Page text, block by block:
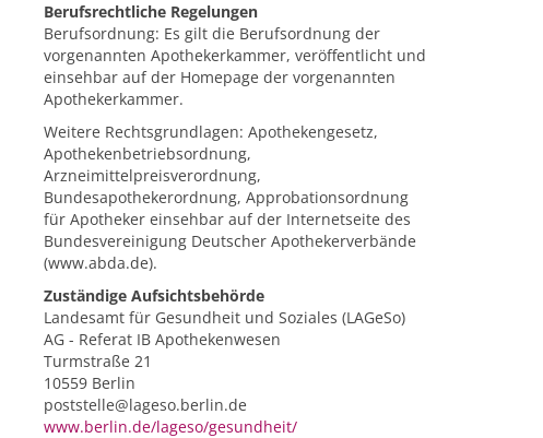
Berufsrechtliche Regelungen
Berufsordnung: Es gilt die Berufsordnung der
vorgenannten Apothekerkammer, veröffentlicht und
einsehbar auf der Homepage der vorgenannten
Apothekerkammer.
Weitere Rechtsgrundlagen: Apothekengesetz,
Apothekenbetriebsordnung,
Arzneimittelpreisverordnung,
Bundesapothekerordnung, Approbationsordnung
für Apotheker einsehbar auf der Internetseite des
Bundesvereinigung Deutscher Apothekerverbände
(www.abda.de).
Zuständige Aufsichtsbehörde
Landesamt für Gesundheit und Soziales (LAGeSo)
AG - Referat IB Apothekenwesen
Turmstraße 21
10559 Berlin
poststelle@lageso.berlin.de
www.berlin.de/lageso/gesundheit/